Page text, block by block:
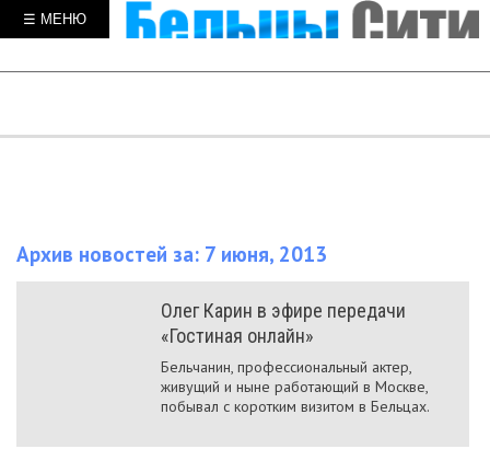
☰ МЕНЮ
Архив новостей за: 7 июня, 2013
Олег Карин в эфире передачи
«Гостиная онлайн»
Бельчанин, профессиональный актер,
живущий и ныне работающий в Москве,
побывал с коротким визитом в Бельцах.